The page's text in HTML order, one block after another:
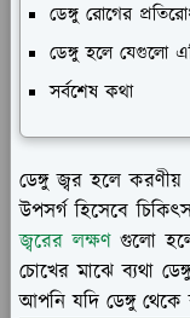
ডেঙ্গু রোগের
ডেঙ্গু হলে যেগুলো
সর্বশেষ কথা
ডেঙ্গু জ্বর হলে
উপসর্গ হিসেবে
জ্বরের লক্ষণগুলো হলো
চোখের মাঝে ব্যথা
আপনি যদি ডেঙ্গু